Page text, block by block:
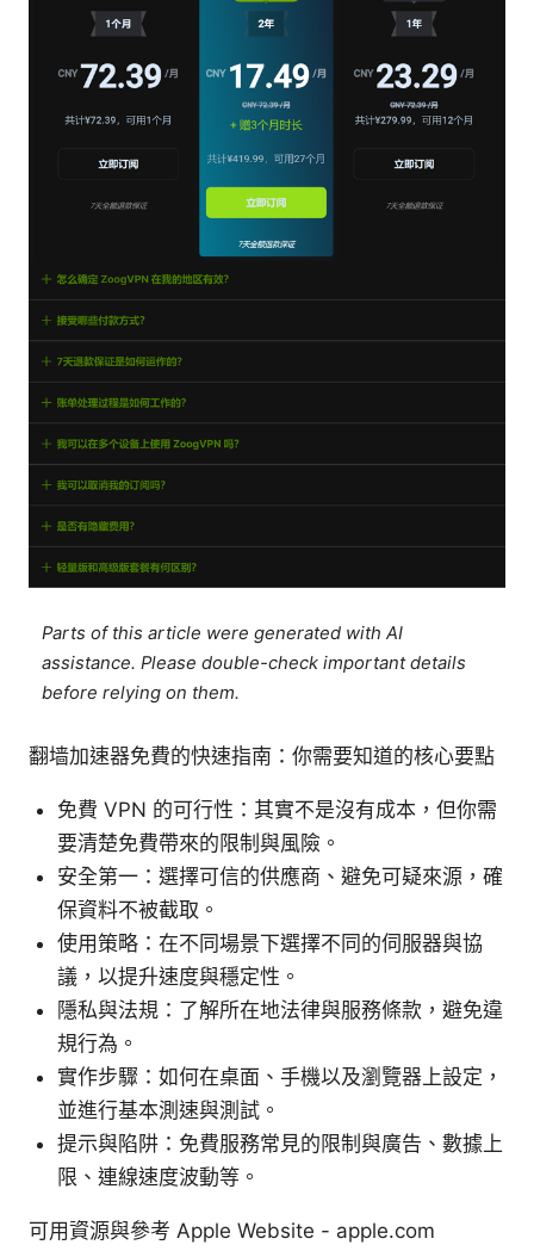
Parts of this article were generated with AI
assistance. Please double-check important details
before relying on them.
翻墙加速器免費的快速指南：你需要知道的核心要點
免費 VPN 的可行性：其實不是沒有成本，但你需
要清楚免費帶來的限制與風險。
安全第一：選擇可信的供應商、避免可疑來源，確
保資料不被截取。
使用策略：在不同場景下選擇不同的伺服器與協
議，以提升速度與穩定性。
隱私與法規：了解所在地法律與服務條款，避免違
規行為。
實作步驟：如何在桌面、手機以及瀏覽器上設定，
並進行基本測速與測試。
提示與陷阱：免費服務常見的限制與廣告、數據上
限、連線速度波動等。
可用資源與參考 Apple Website - apple.com